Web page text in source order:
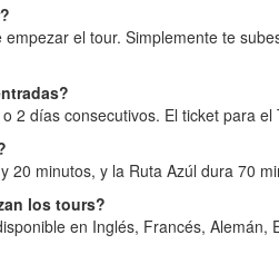
el tour. Simplemente te
2 días consecutivos. El ticket para
20 minutos, y la Ruta Azúl dura 70
los tours?
en Inglés, Francés,